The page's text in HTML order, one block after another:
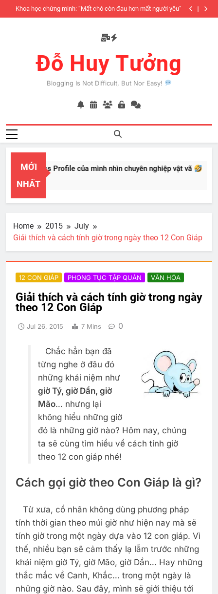
to
Khoa học chứng minh: “Mất chó còn đau hơn mất người yêu”
Đỗ Huy Tưởng
Blogging Is Not Difficult, But Nor Easy!
MỚI
NHẤT
Business Profile của mình nhìn chuyên nghiệp vật vã
2026
Home 2015
July
Giải thích và cách tính giờ trong ngày theo 12 Con Giáp
12 CON GIÁP PHONG TỤC TẬP QUÁN VĂN HÓA
Giải thích và cách tính giờ trong ngày
theo 12 Con Giáp
Jul 26, 2015 7 Mins 0
Chắc hẳn bạn đã
từng nghe ở đâu đó
những khái niệm như
giờ Tý, giờ Dần, giờ
Mão… nhưng lại
không hiểu những giờ
đó là những giờ nào? Hôm nay, chúng
ta sẽ cùng tìm hiểu về cách tính giờ
theo 12 con giáp nhé!
Cách gọi giờ theo Con Giáp là gì?
Từ xưa, cổ nhân không dùng phương pháp
tính thời gian theo múi giờ như hiện nay mà sẽ
tính giờ trong một ngày dựa vào 12 con giáp. Vì
thế, nhiều bạn sẽ cảm thấy lạ lẫm trước những
khái niệm giờ Tý, giờ Mão, giờ Dần… Hay những
thắc mắc về Canh, Khắc… trong một ngày là
những giờ nào. Sau đây, mình sẽ giới thiệu tới